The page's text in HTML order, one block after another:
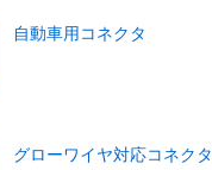
自動車用コネクタ
グローワイヤ対応コネクタ